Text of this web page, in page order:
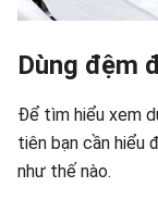
Dùng đệm
Để tìm hiểu xem
tiên bạn cần hiểu
như thế nào.